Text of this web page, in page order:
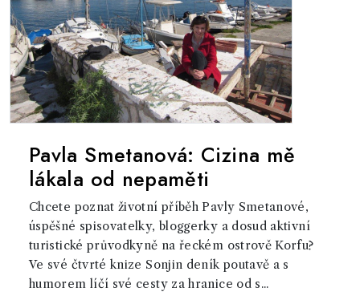
Pavla Smetanová: Cizina mě
lákala od nepaměti
Chcete poznat životní příběh Pavly Smetanové,
úspěšné spisovatelky, bloggerky a dosud aktivní
turistické průvodkyně na řeckém ostrově Korfu?
Ve své čtvrté knize Sonjin deník poutavě a s
humorem líčí své cesty za hranice od s...